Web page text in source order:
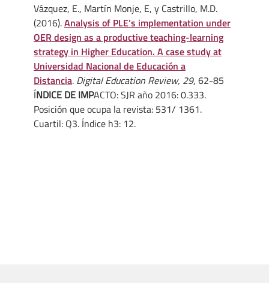
Vázquez, E., Martín Monje, E, y Castrillo, M.D.
(2016).Analysis of PLE’s implementation under
OER design as a productive teaching-learning
strategy in Higher Education. A case study at
Universidad Nacional de Educación a
Distancia. Digital Education Review, 29, 62-85
ÍNDICE DE IMPACTO: SJR año 2016: 0.333.
Posición que ocupa la revista: 531/ 1361.
Cuartil: Q3. Índice h3: 12.